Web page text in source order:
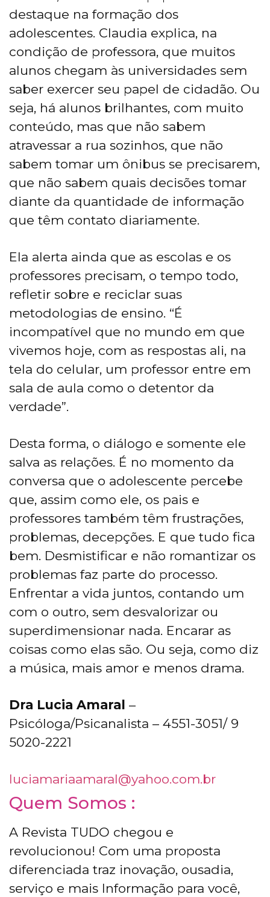
destaque na formação dos
adolescentes. Claudia explica, na
condição de professora, que muitos
alunos chegam às universidades sem
saber exercer seu papel de cidadão. Ou
seja, há alunos brilhantes, com muito
conteúdo, mas que não sabem
atravessar a rua sozinhos, que não
sabem tomar um ônibus se precisarem,
que não sabem quais decisões tomar
diante da quantidade de informação
que têm contato diariamente.
Ela alerta ainda que as escolas e os
professores precisam, o tempo todo,
refletir sobre e reciclar suas
metodologias de ensino. “É
incompatível que no mundo em que
vivemos hoje, com as respostas ali, na
tela do celular, um professor entre em
sala de aula como o detentor da
verdade”.
Desta forma, o diálogo e somente ele
salva as relações. É no momento da
conversa que o adolescente percebe
que, assim como ele, os pais e
professores também têm frustrações,
problemas, decepções. E que tudo fica
bem. Desmistificar e não romantizar os
problemas faz parte do processo.
Enfrentar a vida juntos, contando um
com o outro, sem desvalorizar ou
superdimensionar nada. Encarar as
coisas como elas são. Ou seja, como diz
a música, mais amor e menos drama.
Dra Lucia Amaral –
Psicóloga/Psicanalista – 4551-3051/ 9
5020-2221
luciamariaamaral@yahoo.com.br
Quem Somos :
A Revista TUDO chegou e
revolucionou! Com uma proposta
diferenciada traz inovação, ousadia,
serviço e mais Informação para você,